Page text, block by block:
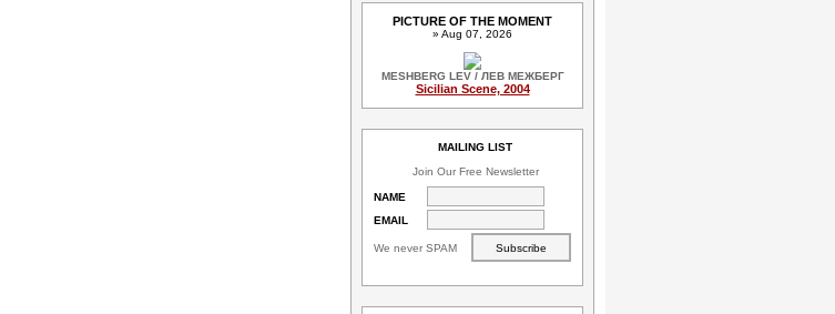
PICTURE OF THE MOMENT
» Aug 07, 2026
MESHBERG LEV / ЛЕВ МЕЖБЕРГ
Sicilian Scene, 2004
MAILING LIST
Join Our Free Newsletter
NAME
EMAIL
We never SPAM